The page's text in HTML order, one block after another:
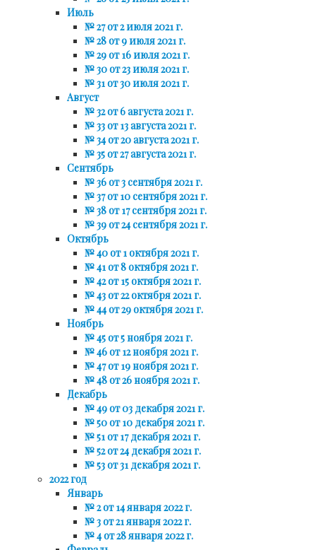
Июль
№ 27 от 2 июля 2021 г.
№ 28 от 9 июля 2021 г.
№ 29 от 16 июля 2021 г.
№ 30 от 23 июля 2021 г.
№ 31 от 30 июля 2021 г.
Август
№ 32 от 6 августа 2021 г.
№ 33 от 13 августа 2021 г.
№ 34 от 20 августа 2021 г.
№ 35 от 27 августа 2021 г.
Сентябрь
№ 36 от 3 сентября 2021 г.
№ 37 от 10 сентября 2021 г.
№ 38 от 17 сентября 2021 г.
№ 39 от 24 сентября 2021 г.
Октябрь
№ 40 от 1 октября 2021 г.
№ 41 от 8 октября 2021 г.
№ 42 от 15 октября 2021 г.
№ 43 от 22 октября 2021 г.
№ 44 от 29 октября 2021 г.
Ноябрь
№ 45 от 5 ноября 2021 г.
№ 46 от 12 ноября 2021 г.
№ 47 от 19 ноября 2021 г.
№ 48 от 26 ноября 2021 г.
Декабрь
№ 49 от 03 декабря 2021 г.
№ 50 от 10 декабря 2021 г.
№ 51 от 17 декабря 2021 г.
№ 52 от 24 декабря 2021 г.
№ 53 от 31 декабря 2021 г.
2022 год
Январь
№ 2 от 14 января 2022 г.
№ 3 от 21 января 2022 г.
№ 4 от 28 января 2022 г.